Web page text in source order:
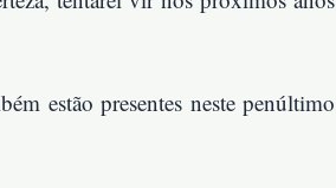
estão presentes neste penúltimo